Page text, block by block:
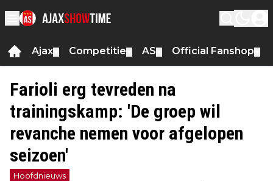
Ajax Competitie AS Official Fanshop
Farioli erg tevreden na
trainingskamp: 'De groep wil
revanche nemen voor afgelopen
seizoen'
Hoofdnieuws